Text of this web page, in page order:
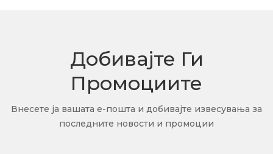
Добивајте Ги
Промоциите
Внесете ја вашата е-пошта и добивајте извесувања за
последните новости и промоции